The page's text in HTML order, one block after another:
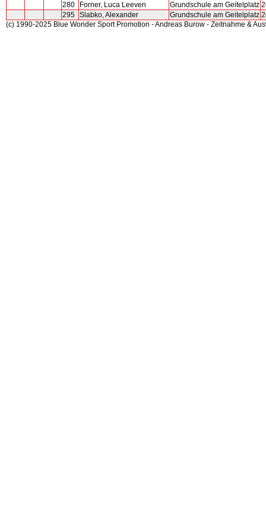
280 Forner, Luca Leeven Grundschule am Geitelplatz
295 Slabko, Alexander Grundschule am Geitelplatz
(c) 1990-2025 Blue Wonder Sport Promotion - Andreas Burow - Zeitnahme &